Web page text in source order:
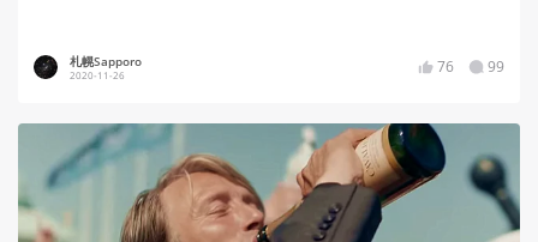
札幌Sapporo
2020-11-26 76 99